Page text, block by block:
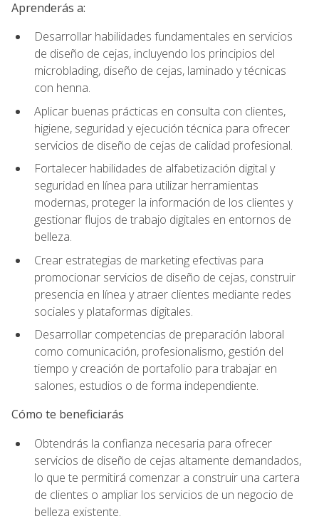
Aprenderás a:
Desarrollar habilidades fundamentales en servicios
de diseño de cejas, incluyendo los principios del
microblading, diseño de cejas, laminado y técnicas
con henna.
Aplicar buenas prácticas en consulta con clientes,
higiene, seguridad y ejecución técnica para ofrecer
servicios de diseño de cejas de calidad profesional.
Fortalecer habilidades de alfabetización digital y
seguridad en línea para utilizar herramientas
modernas, proteger la información de los clientes y
gestionar flujos de trabajo digitales en entornos de
belleza.
Crear estrategias de marketing efectivas para
promocionar servicios de diseño de cejas, construir
presencia en línea y atraer clientes mediante redes
sociales y plataformas digitales.
Desarrollar competencias de preparación laboral
como comunicación, profesionalismo, gestión del
tiempo y creación de portafolio para trabajar en
salones, estudios o de forma independiente.
Cómo te beneficiarás
Obtendrás la confianza necesaria para ofrecer
servicios de diseño de cejas altamente demandados,
lo que te permitirá comenzar a construir una cartera
de clientes o ampliar los servicios de un negocio de
belleza existente.